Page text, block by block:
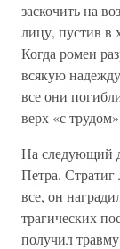
заскочить на
лицу, пустив в
Когда ромеи
всякую
все они
верх «с
На следующий
Петра.
все, он
трагических
получил